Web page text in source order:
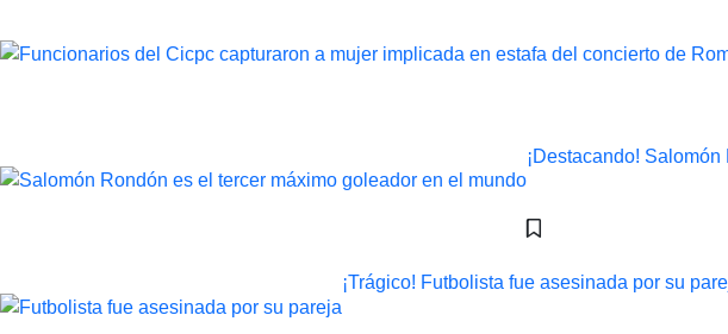
¡Destacando!
¡Trágico! Futbolista fue asesinada por su